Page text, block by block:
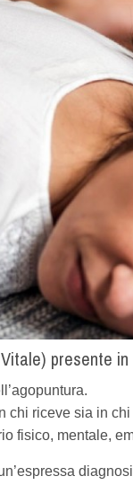
presente
chi riceve sia in
fisico, mentale,